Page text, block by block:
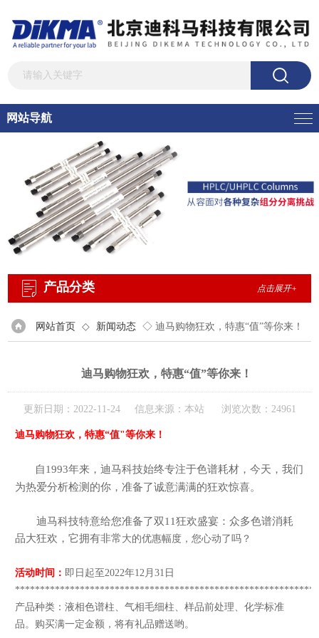
网站导航
产品分类 点击展开+
网站首页 ◇ 新闻动态 ◇ 迪马购物狂欢，特惠“值”等你来！
迪马购物狂欢，特惠“值”等你来！
更新日期：2022-11-24 信息来源：本站 浏览次数：24961
迪马购物狂欢，特惠“值"等你来！
自1993年来，迪马科技始终专注于色谱耗材，今天，我们
为热爱分析检测的你，准备了诚意满满的狂欢惊喜。
迪马科技特意给您准备了双11狂欢盛宴：众多色谱消耗
品大狂欢，它拥有非常 大的优惠幅度，您心动了吗？
活动时间： 即日起至2022年12月31日
产品种类：液相色谱柱、气相毛细柱、样品前处理、化学标准
品。购买满一定金额，将有礼品赠送哟。